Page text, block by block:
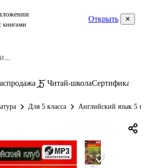
книгами
Открыть
Читай-школаСертификаты
Для 5 класса Английский язык 5